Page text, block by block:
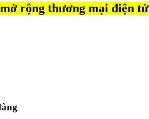
rộng thương mại điện tử